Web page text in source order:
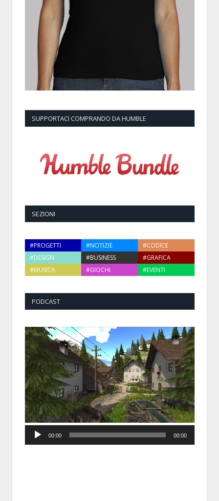
SUPPORTACI COMPRANDO DA HUMBLE
SEZIONI
#PROGETTI #NOTIZIE
#CODICE
#DESIGN
#BUSINESS
#GRAFICA
#MUSICA
#GIOCHI #EVENTI
PODCAST
Player
00:00 00:00